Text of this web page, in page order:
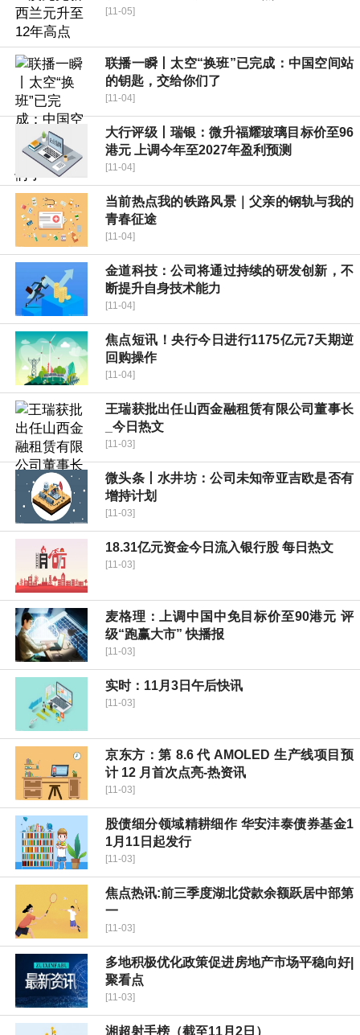
[11-05]
联播一瞬丨太空“换班”已完成：中国空间站
的钥匙，交给你们了
[11-04]
大行评级丨瑞银：微升福耀玻璃目标价至96
港元 上调今年至2027年盈利预测
[11-04]
当前热点我的铁路风景｜父亲的钢轨与我的
青春征途
[11-04]
金道科技：公司将通过持续的研发创新，不
断提升自身技术能力
[11-04]
焦点短讯！央行今日进行1175亿元7天期逆
回购操作
[11-04]
王瑞获批出任山西金融租赁有限公司董事长
_今日热文
[11-03]
微头条丨水井坊：公司未知帝亚吉欧是否有
增持计划
[11-03]
18.31亿元资金今日流入银行股 每日热文
[11-03]
麦格理：上调中国中免目标价至90港元 评
级“跑赢大市” 快播报
[11-03]
实时：11月3日午后快讯
[11-03]
京东方：第 8.6 代 AMOLED 生产线项目预
计 12 月首次点亮-热资讯
[11-03]
股债细分领域精耕细作 华安沣泰债券基金1
1月11日起发行
[11-03]
焦点热讯:前三季度湖北贷款余额跃居中部第
一
[11-03]
多地积极优化政策促进房地产市场平稳向好|
聚看点
[11-03]
湘超射手榜（截至11月2日）